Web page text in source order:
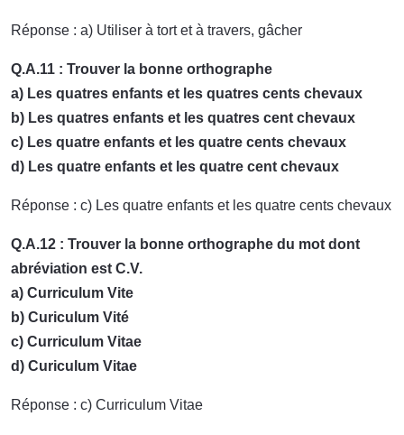
Réponse : a) Utiliser à tort et à travers, gâcher
Q.A.11 : Trouver la bonne orthographe
a) Les quatres enfants et les quatres cents chevaux
b) Les quatres enfants et les quatres cent chevaux
c) Les quatre enfants et les quatre cents chevaux
d) Les quatre enfants et les quatre cent chevaux
Réponse : c) Les quatre enfants et les quatre cents chevaux
Q.A.12 : Trouver la bonne orthographe du mot dont
abréviation est C.V.
a) Curriculum Vite
b) Curiculum Vité
c) Curriculum Vitae
d) Curiculum Vitae
Réponse : c) Curriculum Vitae